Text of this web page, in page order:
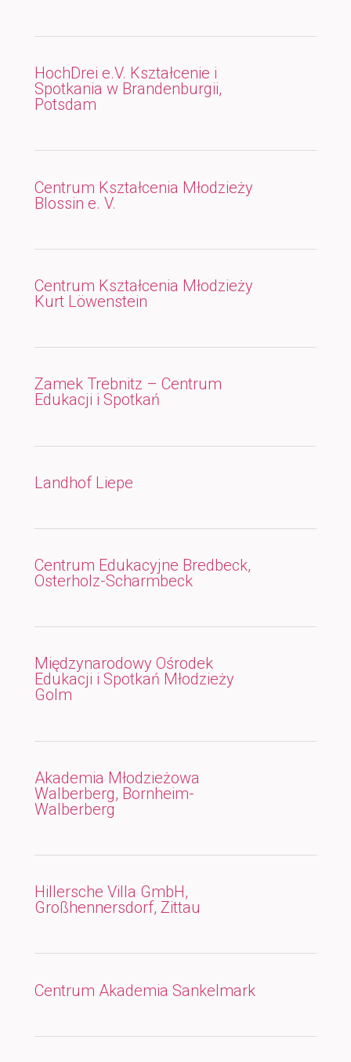
HochDrei e.V. Kształcenie i
Spotkania w Brandenburgii,
Potsdam
Centrum Kształcenia Młodzieży
Blossin e. V.
Centrum Kształcenia Młodzieży
Kurt Löwenstein
Zamek Trebnitz – Centrum
Edukacji i Spotkań
Landhof Liepe
Centrum Edukacyjne Bredbeck,
Osterholz-Scharmbeck
Międzynarodowy Ośrodek
Edukacji i Spotkań Młodzieży
Golm
Akademia Młodzieżowa
Walberberg, Bornheim-
Walberberg
Hillersche Villa GmbH,
Großhennersdorf, Zittau
Centrum Akademia Sankelmark